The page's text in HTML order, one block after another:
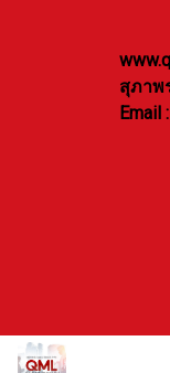
สุภาพ
Email :